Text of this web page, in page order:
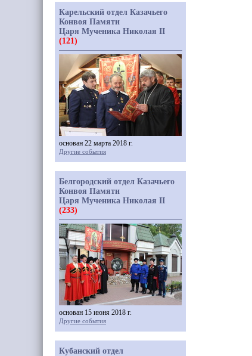
Карельский отдел Казачьего
Конвоя Памяти
Царя Мученика Николая II
(121)
основан 22 марта 2018 г.
Другие события
Белгородский отдел Казачьего
Конвоя Памяти
Царя Мученика Николая II
(233)
основан 15 июня 2018 г.
Другие события
Кубанский отдел